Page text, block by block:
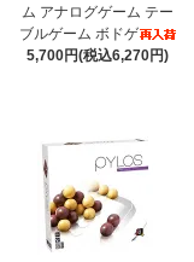
ム アナログゲーム テー
ブルゲーム ボドゲ
5,700円(税込6,270円)